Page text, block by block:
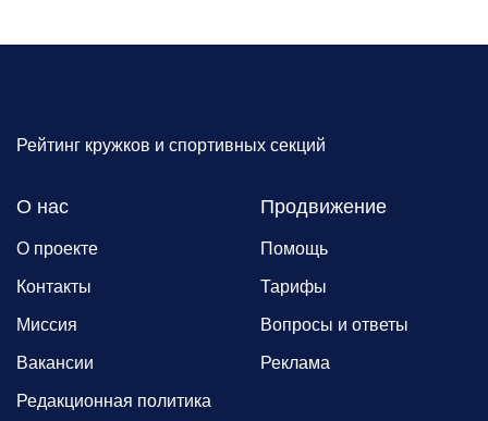
Рейтинг кружков и спортивных секций
О нас
О проекте
Контакты
Миссия
Вакансии
Редакционная политика
Продвижение
Помощь
Тарифы
Вопросы и ответы
Реклама